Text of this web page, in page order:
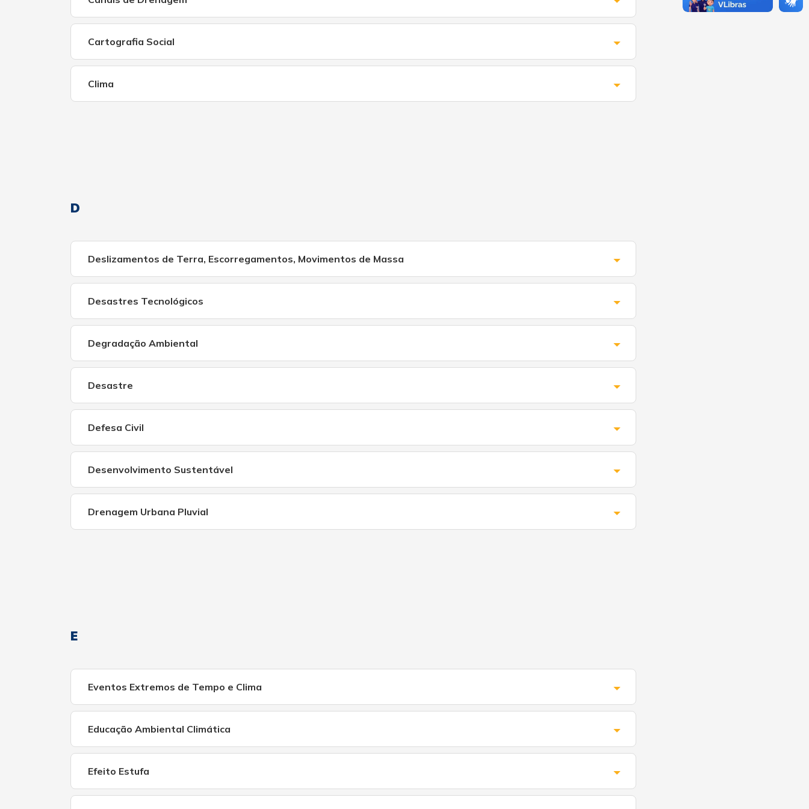
Cartografia Social
Clima
D
Deslizamentos de Terra, Escorregamentos, Movimentos de Massa
Desastres Tecnológicos
Degradação Ambiental
Desastre
Defesa Civil
Desenvolvimento Sustentável
Drenagem Urbana Pluvial
E
Eventos Extremos de Tempo e Clima
Educação Ambiental Climática
Efeito Estufa